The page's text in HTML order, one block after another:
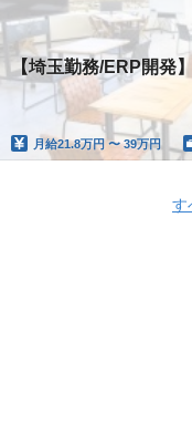
【埼玉勤務/ERP開発
月給21.8万円 〜 39万円
す